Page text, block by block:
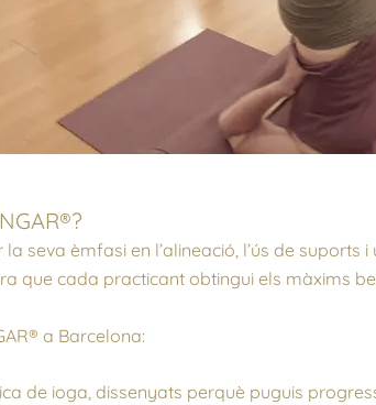
la seva èmfasi en l’alineació, l’ús de
que cada practicant obtingui els màxims
a Barcelona:
de ioga, dissenyats perquè puguis